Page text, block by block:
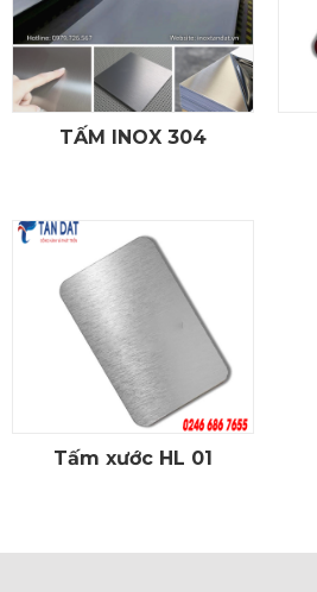
CHI TIẾT
TẤM INOX 304
CHI TIẾT
Tấm xước HL 01